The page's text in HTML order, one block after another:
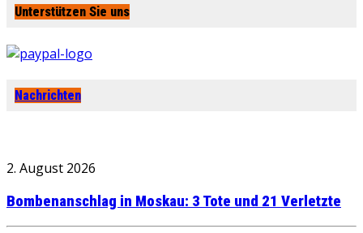
Unterstützen Sie uns
Nachrichten
2. August 2026
Bombenanschlag in Moskau: 3 Tote und 21 Verletzte